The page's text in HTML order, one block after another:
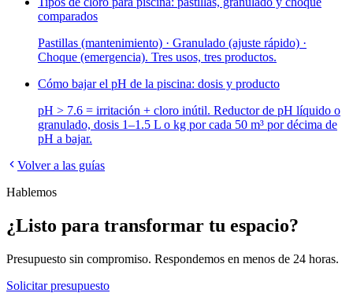
comparados
Pastillas (mantenimiento) · Granulado (ajuste rápido) ·
Choque (emergencia). Tres usos, tres productos.
Cómo bajar el pH de la piscina: dosis y producto
pH > 7.6 = irritación + cloro inútil. Reductor de pH líquido o
granulado, dosis 1–1.5 L o kg por cada 50 m³ por décima de
pH a bajar.
Volver a las guías
Hablemos
¿Listo para transformar tu espacio?
Presupuesto sin compromiso. Respondemos en menos de 24 horas.
Solicitar presupuesto